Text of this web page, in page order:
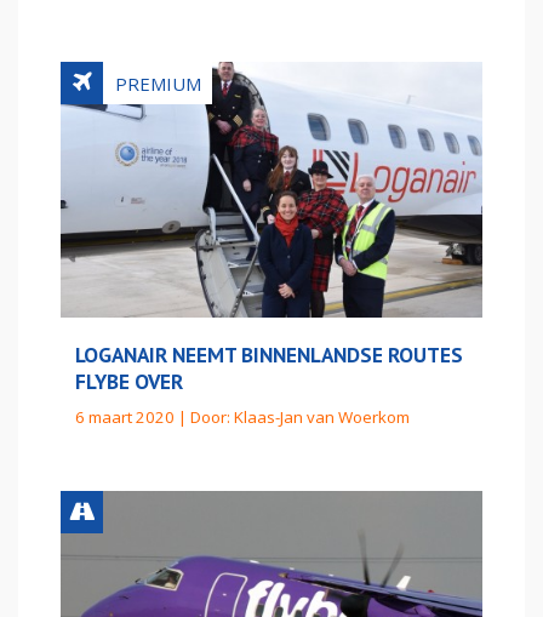
LOGANAIR NEEMT BINNENLANDSE ROUTES
FLYBE OVER
6 maart 2020 | Door: Klaas-Jan van Woerkom